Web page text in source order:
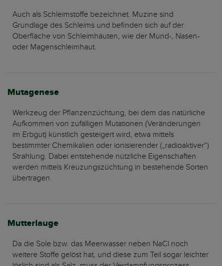
Auch als Schleimstoffe bezeichnet. Muzine sind
Grundlage des Schleims und befinden sich auf der
Oberfläche von Schleimhäuten, wie der Mund-, Nasen-
oder Magenschleimhaut.
Mutagenese
Werkzeug der Pflanzenzüchtung, bei dem das natürliche
Aufkommen von zufälligen Mutationen (Veränderungen
im Erbgut) künstlich gesteigert wird, etwa mittels
bestimmter Chemikalien oder ionisierender („radioaktiver“)
Strahlung. Dabei entstehende nützliche Eigenschaften
werden mittels Kreuzungszüchtung in bestehende Sorten
übertragen.
Mutterlauge
Da die Sole bzw. das Meerwasser neben NaCl noch
weitere Stoffe gelöst hat, und diese zum Teil sogar leichter